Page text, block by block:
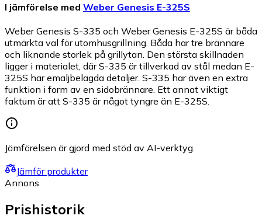
I jämförelse med Weber Genesis E-325S
Weber Genesis S-335 och Weber Genesis E-325S är båda
utmärkta val för utomhusgrillning. Båda har tre brännare
och liknande storlek på grillytan. Den största skillnaden
ligger i materialet, där S-335 är tillverkad av stål medan E-
325S har emaljbelagda detaljer. S-335 har även en extra
funktion i form av en sidobrännare. Ett annat viktigt
faktum är att S-335 är något tyngre än E-325S.
Jämförelsen är gjord med stöd av AI-verktyg.
Jämför produkter
Annons
Prishistorik